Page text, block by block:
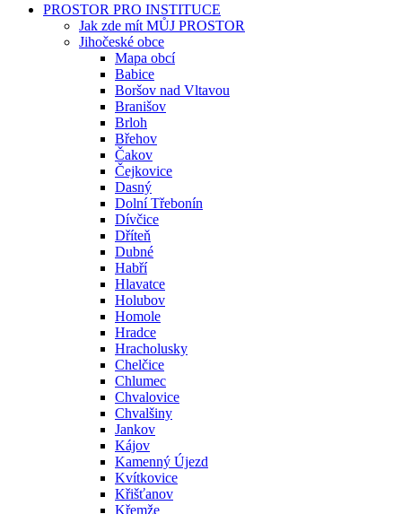
PROSTOR PRO INSTITUCE
Jak zde mít MŮJ PROSTOR
Jihočeské obce
Mapa obcí
Babice
Boršov nad Vltavou
Branišov
Brloh
Břehov
Čakov
Čejkovice
Dasný
Dolní Třebonín
Dívčice
Dříteň
Dubné
Habří
Hlavatce
Holubov
Homole
Hradce
Hracholusky
Chelčice
Chlumec
Chvalovice
Chvalšiny
Jankov
Kájov
Kamenný Újezd
Kvítkovice
Křišťanov
Křemže